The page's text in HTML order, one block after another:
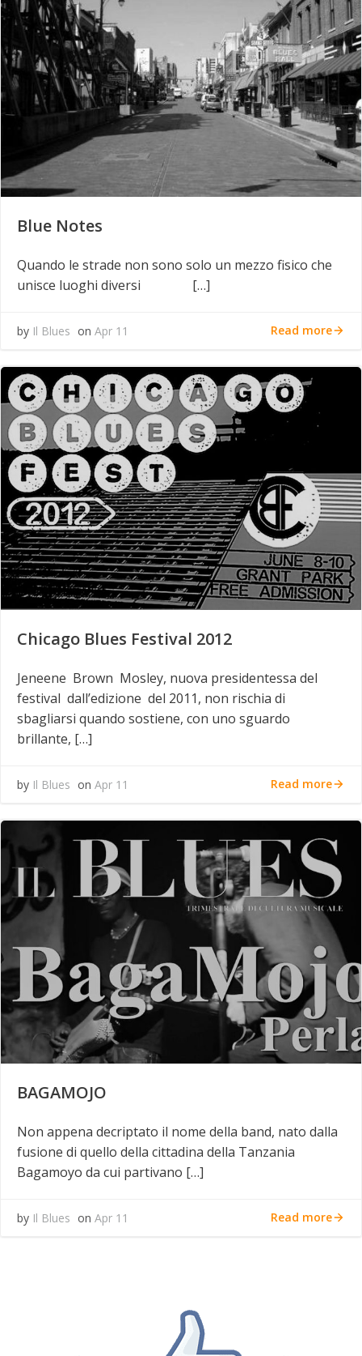
Blue Notes
Quando le strade non sono solo un mezzo fisico che
unisce luoghi diversi […]
by Il Blues on Apr 11 Read more
Chicago Blues Festival 2012
Jeneene Brown Mosley, nuova presidentessa del
festival dall’edizione del 2011, non rischia di
sbagliarsi quando sostiene, con uno sguardo
brillante, […]
by Il Blues on Apr 11 Read more
BAGAMOJO
Non appena decriptato il nome della band, nato dalla
fusione di quello della cittadina della Tanzania
Bagamoyo da cui partivano […]
by Il Blues on Apr 11 Read more